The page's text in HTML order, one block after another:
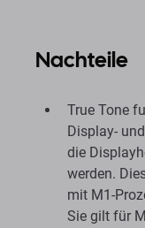
Nachteile
True Tone
Display-
die
werden.
mit M1-
Sie gilt für